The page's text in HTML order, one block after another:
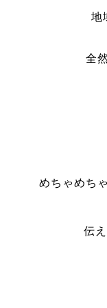
地
全
めちゃめち
伝